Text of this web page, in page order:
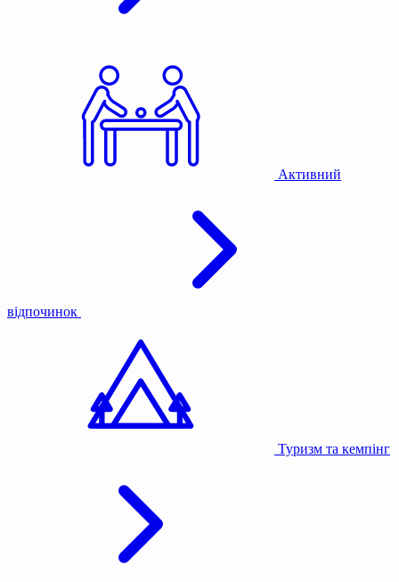
Активний
відпочинок
Туризм та кемпінг